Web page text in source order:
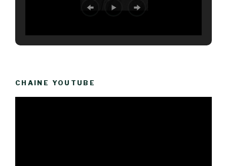
CHAINE YOUTUBE